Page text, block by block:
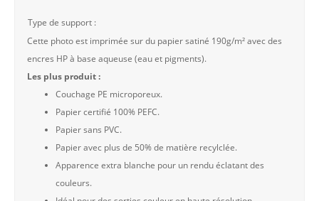
Type de support :
Cette photo est imprimée sur du papier satiné 190g/m² avec des
encres HP à base aqueuse (eau et pigments).
Les plus produit :
Couchage PE microporeux.
Papier certifié 100% PEFC.
Papier sans PVC.
Papier avec plus de 50% de matière recylclée.
Apparence extra blanche pour un rendu éclatant des
couleurs.